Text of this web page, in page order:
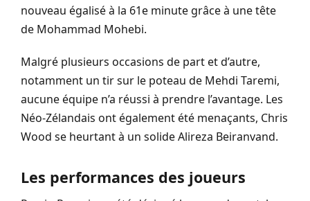
nouveau égalisé à la 61e minute grâce à une tête
de Mohammad Mohebi.
Malgré plusieurs occasions de part et d’autre,
notamment un tir sur le poteau de Mehdi Taremi,
aucune équipe n’a réussi à prendre l’avantage. Les
Néo-Zélandais ont également été menaçants, Chris
Wood se heurtant à un solide Alireza Beiranvand.
Les performances des joueurs